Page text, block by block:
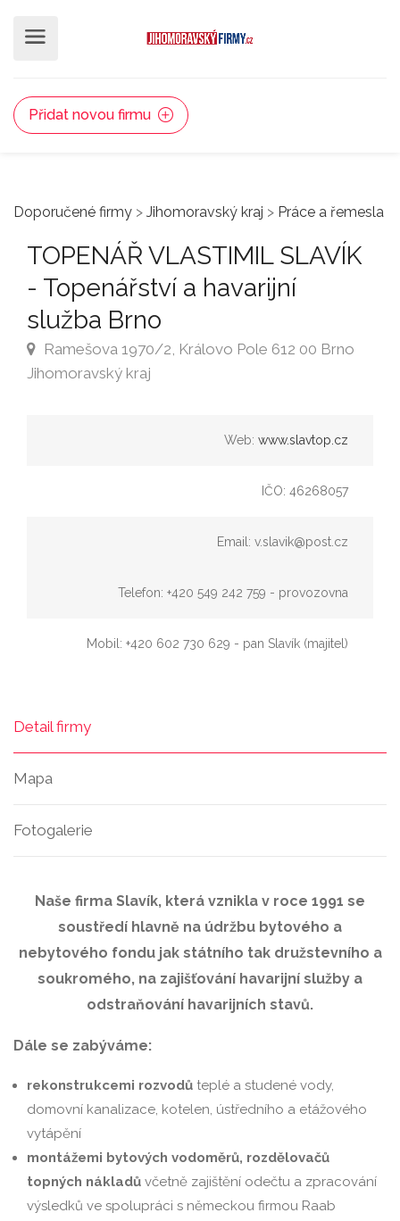
Přidat novou firmu
Doporučené firmy > Jihomoravský kraj > Práce a řemesla
TOPENÁŘ VLASTIMIL SLAVÍK
- Topenářství a havarijní
služba Brno
Ramešova 1970/2, Královo Pole 612 00 Brno
Jihomoravský kraj
Web: www.slavtop.cz
IČO: 46268057
Email: v.slavik@post.cz
Telefon: +420 549 242 759 - provozovna
Mobil: +420 602 730 629 - pan Slavík (majitel)
Detail firmy
Mapa
Fotogalerie
Naše firma Slavík, která vznikla v roce 1991 se
soustředí hlavně na údržbu bytového a
nebytového fondu jak státního tak družstevního a
soukromého, na zajišťování havarijní služby a
odstraňování havarijních stavů.
Dále se zabýváme:
rekonstrukcemi rozvodů teplé a studené vody,
domovní kanalizace, kotelen, ústředního a etážového
vytápění
montážemi bytových vodoměrů, rozdělovačů
topných nákladů včetně zajištění odečtu a zpracování
výsledků ve spolupráci s německou firmou Raab